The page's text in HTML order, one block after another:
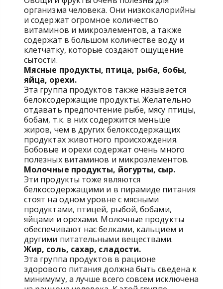
организма человека. Они низкокалорийны
и содержат огромное количество
витаминов и микроэлементов, а также
содержат в большом количестве воду и
клетчатку, которые создают ощущение
сытости.
Мясные продукты, птица, рыба, бобы,
яйца, орехи.
Эта группа продуктов также называется
белоксодержащие продукты. Желательно
отдавать предпочтение рыбе, мясу птицы,
бобам, т.к. в них содержится меньше
жиров, чем в других белоксодержащих
продуктах животного происхождения.
Бобовые и орехи содержат очень много
полезных витаминов и микроэлементов.
Молочные продукты, йогурты, сыр.
Эти продукты тоже являются
белкосодержащими и в пирамиде питания
стоят на одном уровне с мясными
продуктами, птицей, рыбой, бобами,
яйцами и орехами. Молочные продукты
обеспечивают нас белками, кальцием и
другими питательными веществами.
Жир, соль, сахар, сладости.
Эта группа продуктов в рационе
здорового питания должна быть сведена к
минимуму, а лучше всего совсем исключена